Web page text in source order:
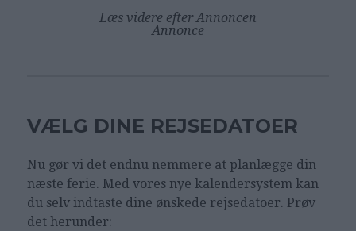
Læs videre efter Annoncen
Annonce
VÆLG DINE REJSEDATOER
Nu gør vi det endnu nemmere at planlægge din
næste ferie. Med vores nye kalendersystem kan
du selv indtaste dine ønskede rejsedatoer. Prøv
det herunder: